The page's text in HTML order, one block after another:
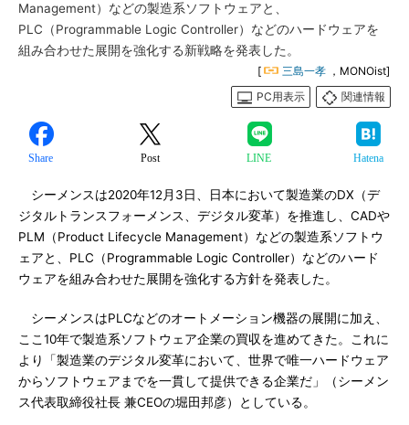
Management）などの製造系ソフトウェアと、
PLC（Programmable Logic Controller）などのハードウェアを
組み合わせた展開を強化する新戦略を発表した。
[ 三島一孝 ，MONOist]
PC用表示
関連情報
Share Post LINE Hatena
シーメンスは2020年12月3日、日本において製造業のDX（デ
ジタルトランスフォーメンス、デジタル変革）を推進し、CADや
PLM（Product Lifecycle Management）などの製造系ソフトウ
ェアと、PLC（Programmable Logic Controller）などのハード
ウェアを組み合わせた展開を強化する方針を発表した。
シーメンスはPLCなどのオートメーション機器の展開に加え、
ここ10年で製造系ソフトウェア企業の買収を進めてきた。これに
より「製造業のデジタル変革において、世界で唯一ハードウェア
からソフトウェアまでを一貫して提供できる企業だ」（シーメン
ス代表取締役社長 兼CEOの堀田邦彦）としている。